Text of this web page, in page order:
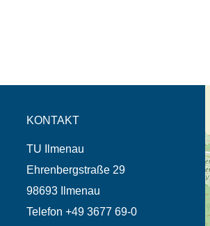
KONTAKT
TU Ilmenau
Ehrenbergstraße 29
98693 Ilmenau
Telefon +49 3677 69-0